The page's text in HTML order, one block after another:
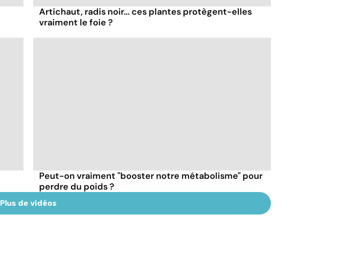
Artichaut, radis noir... ces plantes protègent-elles
vraiment le foie ?
Peut-on vraiment "booster notre métabolisme" pour
perdre du poids ?
Plus de vidéos